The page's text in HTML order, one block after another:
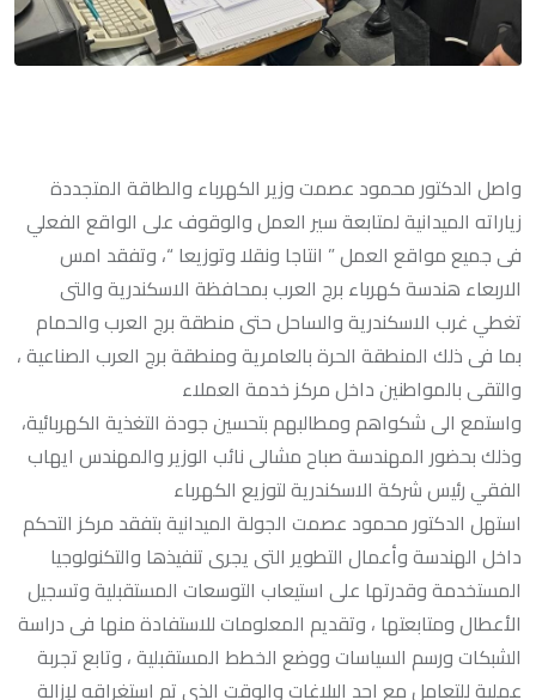
واصل الدكتور محمود عصمت وزير الكهرباء والطاقة المتجددة
زياراته الميدانية لمتابعة سير العمل والوقوف على الواقع الفعلي
فى جميع مواقع العمل ” انتاجا ونقلا وتوزيعا “، وتفقد امس
الاربعاء هندسة كهرباء برج العرب بمحافظة الاسكندرية والتى
تغطي غرب الاسكندرية والساحل حتى منطقة برج العرب والحمام
بما فى ذلك المنطقة الحرة بالعامرية ومنطقة برج العرب الصناعية ،
والتقى بالمواطنين داخل مركز خدمة العملاء
واستمع الى شكواهم ومطالبهم بتحسين جودة التغذية الكهربائية،
وذلك بحضور المهندسة صباح مشالى نائب الوزير والمهندس ايهاب
الفقي رئيس شركة الاسكندرية لتوزيع الكهرباء
استهل الدكتور محمود عصمت الجولة الميدانية بتفقد مركز التحكم
داخل الهندسة وأعمال التطوير التى يجرى تنفيذها والتكنولوجيا
المستخدمة وقدرتها على استيعاب التوسعات المستقبلية وتسجيل
الأعطال ومتابعتها ، وتقديم المعلومات للاستفادة منها فى دراسة
الشبكات ورسم السياسات ووضع الخطط المستقبلية ، وتابع تجربة
عملية للتعامل مع احد البلاغات والوقت الذى تم استغراقه لإزالة